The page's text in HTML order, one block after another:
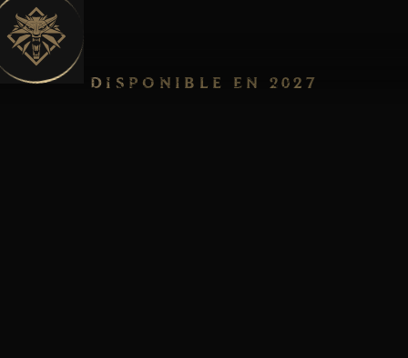
FR
DISPONIBLE EN 2027